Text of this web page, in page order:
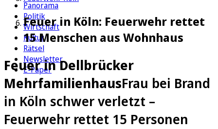
Panorama
Politik
Wirtschaft
Kultur
Rätsel
Newsletter
E-Paper
Feuer in Köln: Feuerwehr rettet
15 Menschen aus Wohnhaus
Feuer in Dellbrücker
MehrfamilienhausFrau bei Brand
in Köln schwer verletzt –
Feuerwehr rettet 15 Personen